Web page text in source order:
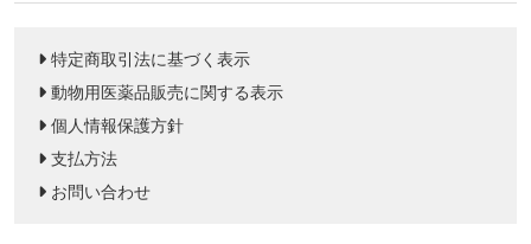
特定商取引法に基づく表示
動物用医薬品販売に関する表示
個人情報保護方針
支払方法
お問い合わせ